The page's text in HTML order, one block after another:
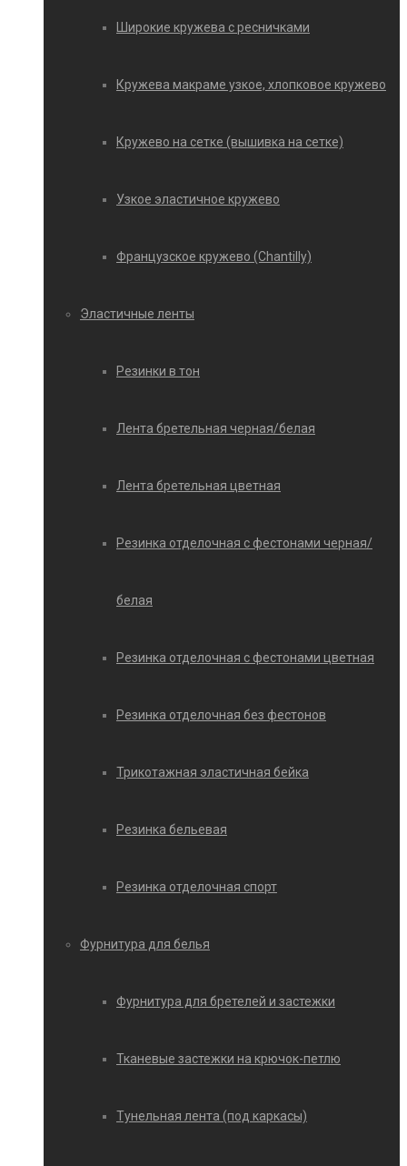
Широкие кружева с ресничками
Кружева макраме узкое, хлопковое кружево
Кружево на сетке (вышивка на сетке)
Узкое эластичное кружево
Французское кружево (Chantilly)
Эластичные ленты
Резинки в тон
Лента бретельная черная/белая
Лента бретельная цветная
Резинка отделочная с фестонами черная/
белая
Резинка отделочная с фестонами цветная
Резинка отделочная без фестонов
Трикотажная эластичная бейка
Резинка бельевая
Резинка отделочная спорт
Фурнитура для белья
Фурнитура для бретелей и застежки
Тканевые застежки на крючок-петлю
Тунельная лента (под каркасы)